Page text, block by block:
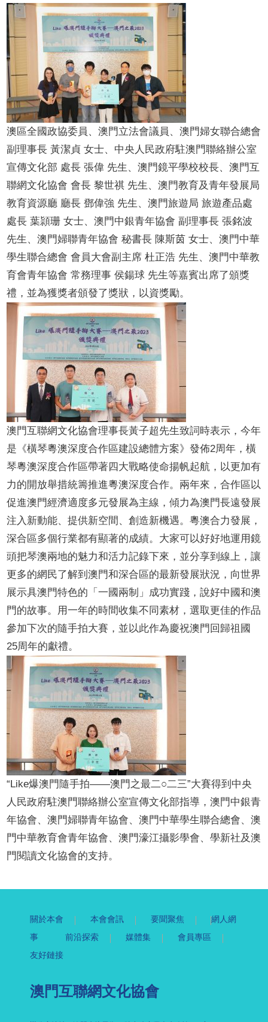
澳區全國政協委員、澳門立法會議員、澳門婦女聯合總會
副理事長 黃潔貞 女士、中央人民政府駐澳門聯絡辦公室
宣傳文化部 處長 張偉 先生、澳門鏡平學校校長、澳門互
聯網文化協會 會長 黎世祺 先生、澳門教育及青年發展局
教育資源廳 廳長 鄧偉強 先生、澳門旅遊局 旅遊產品處
處長 葉頴珊 女士、澳門中銀青年協會 副理事長 張銘波
先生、澳門婦聯青年協會 秘書長 陳斯茵 女士、澳門中華
學生聯合總會 會員大會副主席 杜正浩 先生、澳門中華教
育會青年協會 常務理事 侯鍚球 先生等嘉賓出席了頒獎
禮，並為獲獎者頒發了獎狀，以資獎勵。
澳門互聯網文化協會理事長黃子超先生致詞時表示，今年
是 《橫琴粵澳深度合作區建設總體方案》發佈2周年，橫
琴粵澳深度合作區帶著四大戰略使命揚帆起航，以更加有
力的開放舉措統籌推進粵澳深度合作。 兩年來，合作區以
促進澳門經濟適度多元發展為主線，傾力為澳門長遠發展
注入新動能、提供新空間、創造新機遇。粵澳合力發展，
深合區多個行業都有顯著的成績。 大家可以好好地運用鏡
頭把琴澳兩地的魅力和活力記錄下來，並分享到線上，讓
更多的網民了解到澳門和深合區的最新發展狀況， 向世界
展示具澳門特色的「一國兩制」成功實踐，說好中國和澳
門的故事。 用一年的時間收集不同素材，選取更佳的作品
參加下次的隨手拍大賽，並以此作為慶祝澳門回歸祖國
25周年的獻禮。
“Like爆澳門隨手拍——澳門之最二○二三”大賽得到 中央
人民政府駐澳門聯絡辦公室宣傳文化部指導，澳門中銀青
年協會、澳門婦聯青年協會、澳門中華學生聯合總會、澳
門中華教育會青年協會、澳門濠江攝影學會、學新社及澳
門閱讀文化協會的支持。
關於本會 本會會訊 要聞聚焦
網人網
事
前沿探索 媒體集
會員專區
友好鏈接
澳門互聯網文化協會